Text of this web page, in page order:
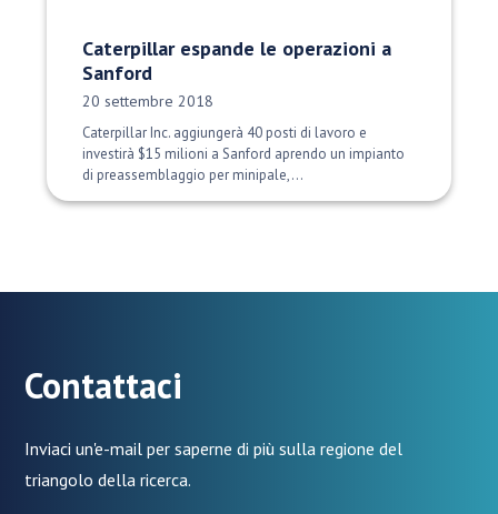
Caterpillar espande le operazioni a
Sanford
Data di pubblicazione:
20 settembre 2018
Caterpillar Inc. aggiungerà 40 posti di lavoro e
investirà $15 milioni a Sanford aprendo un impianto
di preassemblaggio per minipale,...
Contattaci
Inviaci un'e-mail per saperne di più sulla regione del
triangolo della ricerca.